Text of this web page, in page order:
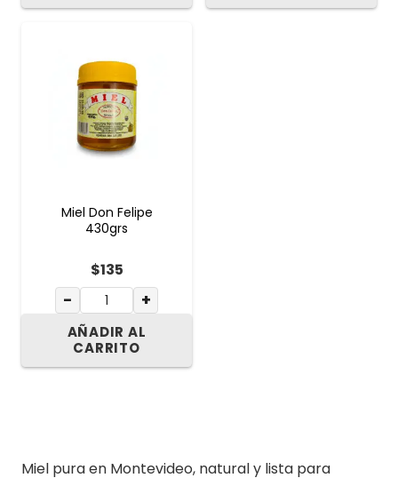
Miel Don Felipe
430grs
$135
− +
AÑADIR AL
CARRITO
Miel pura en Montevideo, natural y lista para